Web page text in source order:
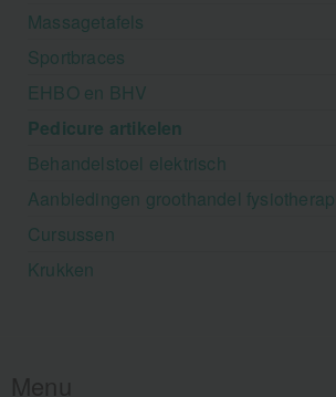
Massagetafels
Sportbraces
EHBO en BHV
Pedicure artikelen
Behandelstoel elektrisch
Aanbiedingen groothandel
Cursussen
Krukken